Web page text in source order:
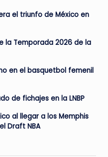
el triunfo de México en
la Temporada 2026 de la
en el basquetbol femenil
de fichajes en la LNBP
al llegar a los Memphis
Draft NBA